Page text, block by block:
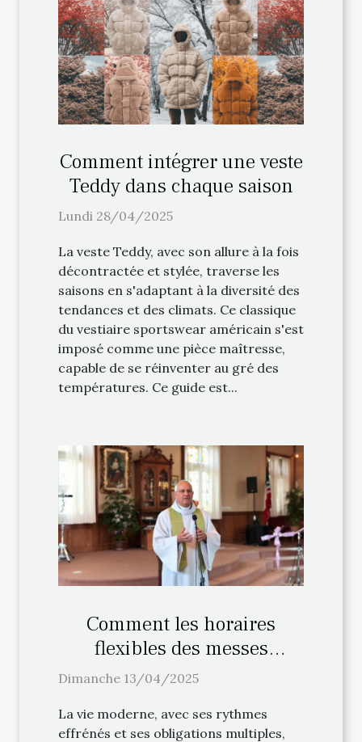
Comment intégrer une veste
Teddy dans chaque saison
Lundi 28/04/2025
La veste Teddy, avec son allure à la fois
décontractée et stylée, traverse les
saisons en s'adaptant à la diversité des
tendances et des climats. Ce classique
du vestiaire sportswear américain s'est
imposé comme une pièce maîtresse,
capable de se réinventer au gré des
températures. Ce guide est...
Comment les horaires
flexibles des messes
facilitent la pratique
Dimanche 13/04/2025
La vie moderne, avec ses rythmes
effrénés et ses obligations multiples,